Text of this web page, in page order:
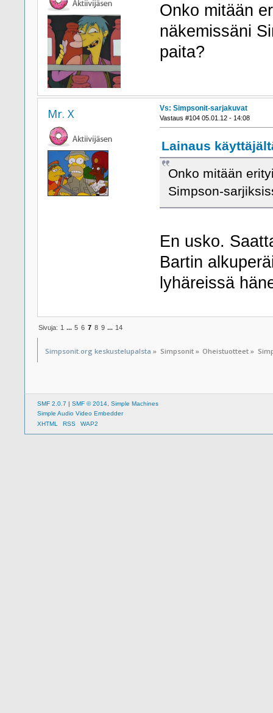
Onko mitään
näkemissäni
paita?
Mr. X Vs: Simpsonit-sarjakuvat
Vastaus #104 05.01.12 - 14:08
Lainaus
Onko mitään
Simpson-
En usko.
Bartin
lyhäreissä
Sivuja: 1 ... 5 6 7 8 9 ... 14
Simpsonit.org keskustelupalsta » Simpsonit» Oheistuotteet »
SMF 2.0.7 SMF © 2014, Simple Machines
Simple Audio Video Embedder
XHTML
RSS WAP2